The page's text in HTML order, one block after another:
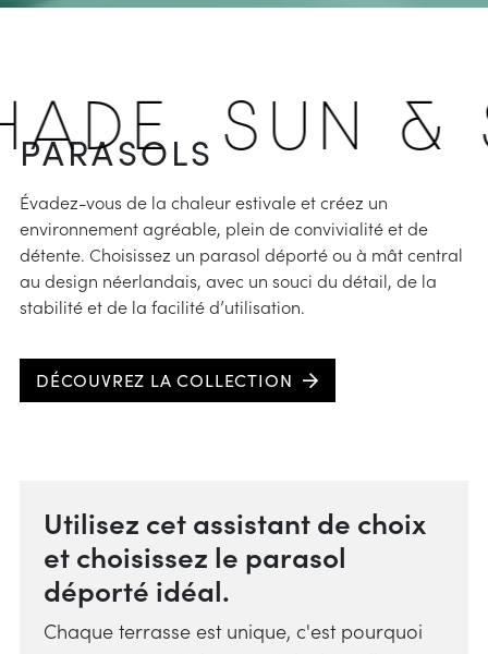
SUN &
PARASOLS
Évadez-vous de la chaleur estivale et créez un
environnement agréable, plein de convivialité et de
détente. Choisissez un parasol déporté ou à mât central
au design néerlandais, avec un souci du détail, de la
stabilité et de la facilité d’utilisation.
DÉCOUVREZ LA COLLECTION
Utilisez cet assistant de choix
et choisissez le parasol
déporté idéal.
Chaque terrasse est unique, c'est pourquoi